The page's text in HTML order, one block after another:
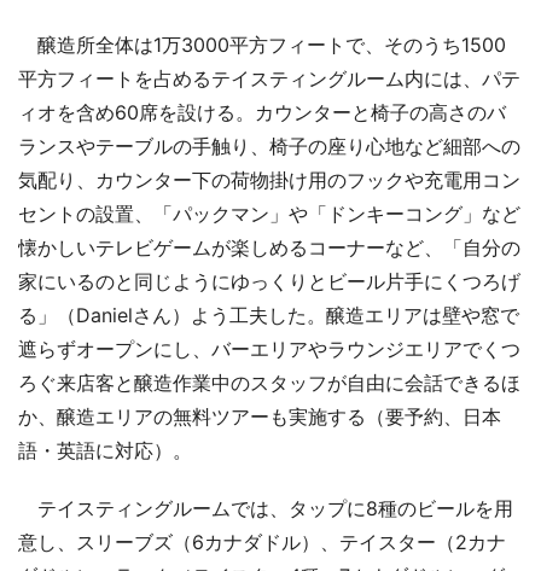
醸造所全体は1万3000平方フィートで、そのうち1500
平方フィートを占めるテイスティングルーム内には、パテ
ィオを含め60席を設ける。カウンターと椅子の高さのバ
ランスやテーブルの手触り、椅子の座り心地など細部への
気配り、カウンター下の荷物掛け用のフックや充電用コン
セントの設置、「パックマン」や「ドンキーコング」など
懐かしいテレビゲームが楽しめるコーナーなど、「自分の
家にいるのと同じようにゆっくりとビール片手にくつろげ
る」（Danielさん）よう工夫した。醸造エリアは壁や窓で
遮らずオープンにし、バーエリアやラウンジエリアでくつ
ろぐ来店客と醸造作業中のスタッフが自由に会話できるほ
か、醸造エリアの無料ツアーも実施する（要予約、日本
語・英語に対応）。
テイスティングルームでは、タップに8種のビールを用
意し、スリーブズ（6カナダドル）、テイスター（2カナ